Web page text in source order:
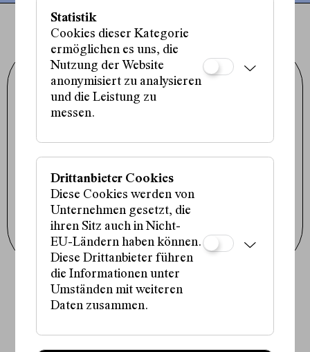
Schauspielhaus Wien GmbH
Porzellangasse 19
1090 Wien
+43 1 317 01 01
office@schauspielhaus.at
Impressum / Datenschutz
Cookie-Einstellungen
Instagram
Facebook
Tiktok
Newsletter abonnieren
Fördergeber:innen:
Statistik
Cookies dieser Kategorie
ermöglichen es uns, die
Nutzung der Website
anonymisiert zu analysieren
und die Leistung zu
messen.
Drittanbieter Cookies
Diese Cookies werden von
Unternehmen gesetzt, die
ihren Sitz auch in Nicht-
EU-Ländern haben können.
Diese Drittanbieter führen
die Informationen unter
Umständen mit weiteren
Daten zusammen.